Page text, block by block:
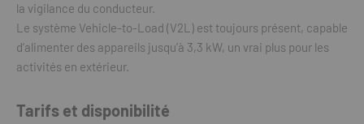
la vigilance du conducteur.
Le système Vehicle-to-Load (V2L) est toujours présent, capable
d’alimenter des appareils jusqu’à 3,3 kW, un vrai plus pour les
activités en extérieur.
Tarifs et disponibilité